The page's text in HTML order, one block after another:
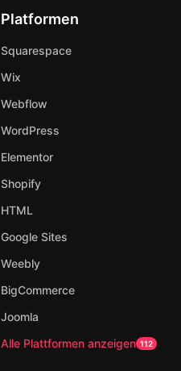
Platformen
Squarespace
Wix
Webflow
WordPress
Elementor
Shopify
HTML
Google Sites
Weebly
BigCommerce
Joomla
Alle Plattformen anzeigen 112